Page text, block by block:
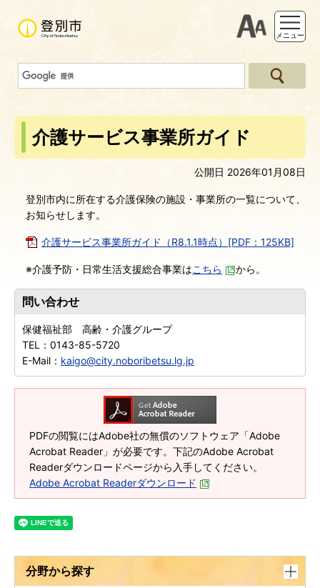
支援ツー
メニュー
介護サービス事業所ガイド
公開日 2026年01月08日
登別市内に所在する介護保険の施設・事業所の一覧について、
お知らせします。
介護サービス事業所ガイド（R8.1.1時点）[PDF：125KB]
※介護予防・日常生活支援総合事業はこちら から。
問い合わせ
保健福祉部 高齢・介護グループ
TEL： 0143-85-5720
E-Mail： kaigo@city.noboribetsu.lg.jp
PDFの閲覧にはAdobe社の無償のソフトウェア「Adobe
Acrobat Reader」が必要です。下記のAdobe Acrobat
Readerダウンロードページから入手してください。
Adobe Acrobat Readerダウンロード
分野から探す